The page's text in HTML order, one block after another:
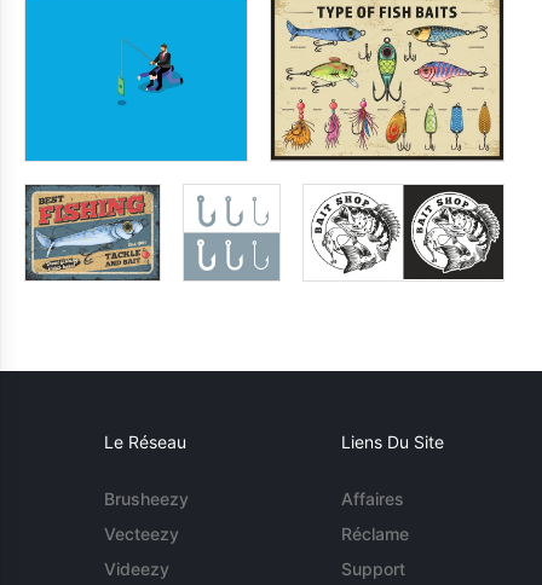
Le Réseau
Brusheezy
Vecteezy
Videezy
Liens Du Site
Affaires
Réclame
Support